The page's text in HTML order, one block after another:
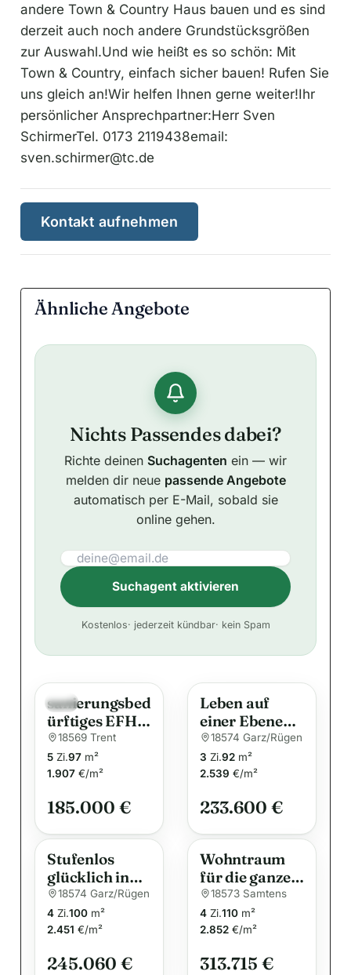
andere Town & Country Haus bauen und es sind
derzeit auch noch andere Grundstücksgrößen
zur Auswahl.Und wie heißt es so schön: Mit
Town & Country, einfach sicher bauen! Rufen Sie
uns gleich an!Wir helfen Ihnen gerne weiter!Ihr
persönlicher Ansprechpartner:Herr Sven
SchirmerTel. 0173 2119438email:
sven.schirmer@tc.de
Kontakt aufnehmen
Ähnliche Angebote
Nichts Passendes dabei?
Richte deinen Suchagenten ein — wir
melden dir neue passende Angebote
automatisch per E-Mail, sobald sie
online gehen.
Suchagent aktivieren
t
Kostenlos· jederzeit kündbar· kein Spam
Neu
sanierungsbed
ürftiges EFH
mit
Nebengelass
u. großem
18569 Trent
5 Zi.97 m²
1.907 €/m²
185.000 €
Leben auf
einer Ebene
auf Rügen!
18574 Garz/Rügen
3 Zi.92 m²
2.539 €/m²
233.600 €
Stufenlos
glücklich in
Garz auf
Rügen
18574 Garz/Rügen
4 Zi.100 m²
2.451 €/m²
245.060 €
Wohntraum
für die ganze
Familie
18573 Samtens
4 Zi.110 m²
2.852 €/m²
313.715 €